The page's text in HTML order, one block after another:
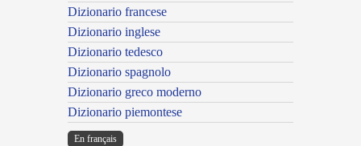
Dizionario francese
Dizionario inglese
Dizionario tedesco
Dizionario spagnolo
Dizionario greco moderno
Dizionario piemontese
En français